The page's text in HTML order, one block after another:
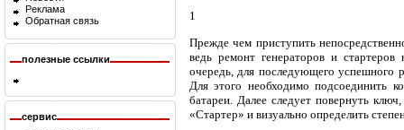
Реклама
Обратная связь
полезные ссылки
сервис
1
Прежде чем приступить
ведь ремонт генераторов и
очередь, для последующего успешного
Для этого необходимо подсоединить
батареи. Далее следует повернуть
«Стартер» и визуально определить